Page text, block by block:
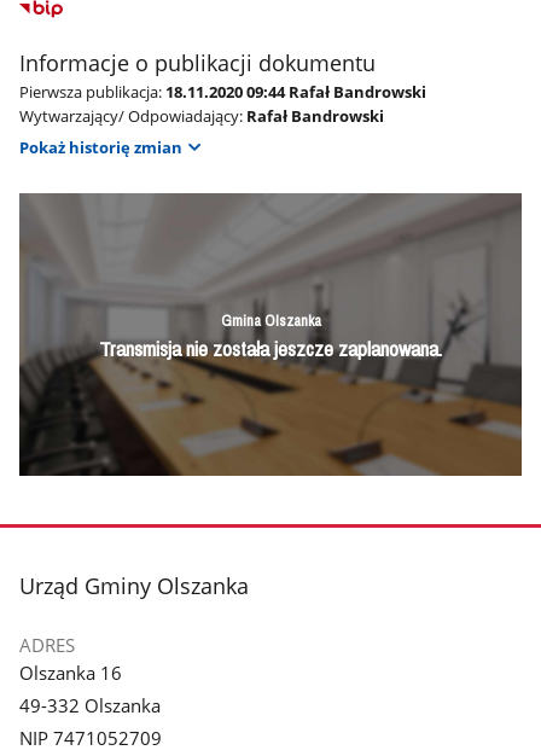
Informacje o publikacji dokumentu
Pierwsza publikacja: 18.11.2020 09:44 Rafał Bandrowski
Wytwarzający/ Odpowiadający: Rafał Bandrowski
Pokaż historię zmian
stopka
Urząd Gminy Olszanka
ADRES
Olszanka 16
49-332 Olszanka
NIP 7471052709